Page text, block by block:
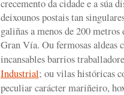
crecemento da cidade e a súa
deixounos postais tan
galiñas a menos de 200
Gran Vía. Ou fermosas aldeas
incansables barrios
Industrial; ou vilas históricas
peculiar carácter mariñeiro,